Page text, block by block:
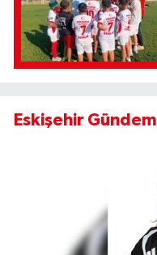
Eskişehir Gündem